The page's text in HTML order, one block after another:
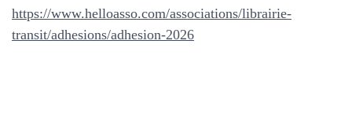
https://www.helloasso.com/associations/librairie-
transit/adhesions/adhesion-2026